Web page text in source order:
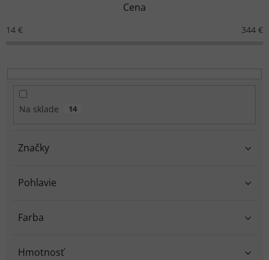
e
p
Cena
14 € 344 €
Na sklade 14
Značky
Pohlavie
Farba
Hmotnosť